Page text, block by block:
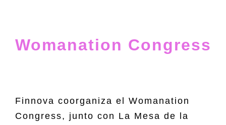
Womanation Congress
Finnova coorganiza el Womanation
Congress, junto con La Mesa de la